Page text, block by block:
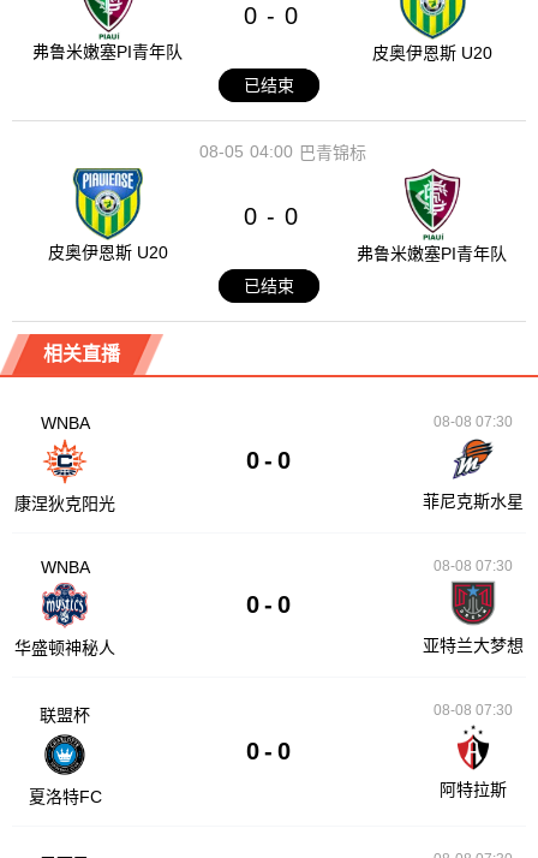
弗鲁米嫩塞PI青年队
0 - 0
皮奥伊恩斯 U20
已结束
04:00
08-05 巴青锦标
皮奥伊恩斯 U20
0 - 0
弗鲁米嫩塞PI青年队
已结束
相关直播
WNBA
康涅狄克阳光
0 - 0
08-08 07:30
菲尼克斯水星
WNBA
华盛顿神秘人
0 - 0
08-08 07:30
亚特兰大梦想
联盟杯
夏洛特FC
0 - 0
08-08 07:30
阿特拉斯